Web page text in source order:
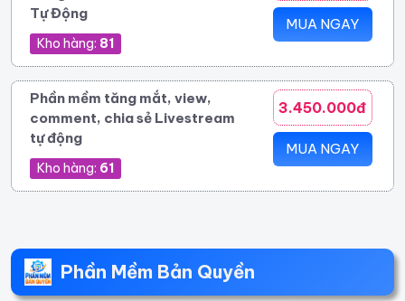
Tự Động
Kho hàng: 81
MUA NGAY
Phần mềm tăng mắt, view,
comment, chia sẻ Livestream
tự động
Kho hàng: 61
3.450.000đ
MUA NGAY
Phần Mềm Bản Quyền